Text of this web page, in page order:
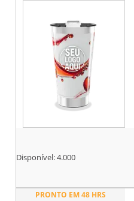
Disponível:4.000
PRONTO EM 48 HRS